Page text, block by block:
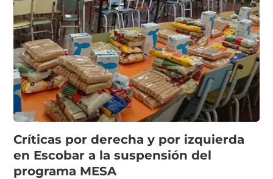
Críticas por derecha y por izquierda
en Escobar a la suspensión del
programa MESA